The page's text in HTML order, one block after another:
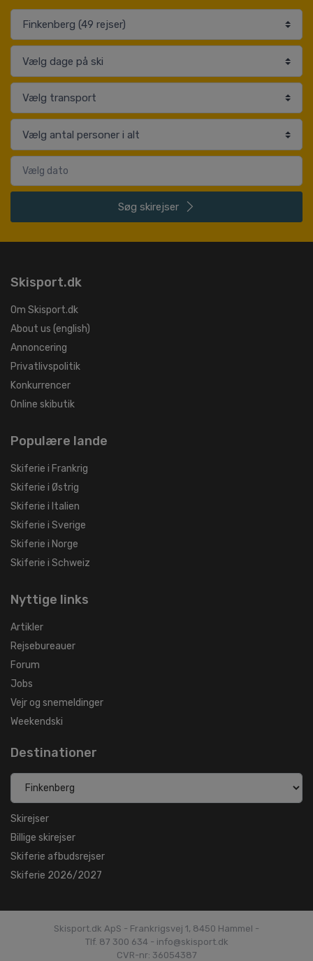
Søg skirejser
Skisport.dk
Om Skisport.dk
About us (english)
Annoncering
Privatlivspolitik
Konkurrencer
Online skibutik
Populære lande
Skiferie i Frankrig
Skiferie i Østrig
Skiferie i Italien
Skiferie i Sverige
Skiferie i Norge
Skiferie i Schweiz
Nyttige links
Artikler
Rejsebureauer
Forum
Jobs
Vejr og snemeldinger
Weekendski
Destinationer
Skirejser
Billige skirejser
Skiferie afbudsrejser
Skiferie 2026/2027
Skisport.dk ApS - Frankrigsvej 1, 8450 Hammel -
Tlf. 87 300 634 - info@skisport.dk
CVR-nr: 36054387